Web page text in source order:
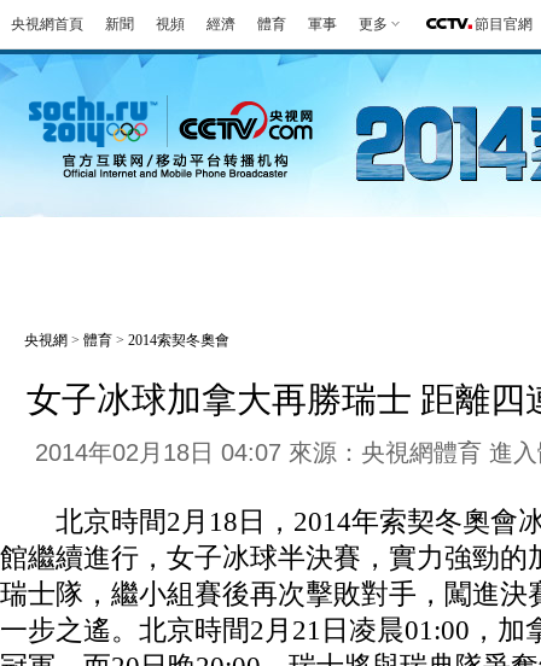
央視網首頁 新聞 視頻 經濟 體育 軍事 更多 節目官網
央視網 > 體育 > 2014索契冬奧會
女子冰球加拿大再勝瑞士 距離四
2014年02月18日 04:07 來源：央視網體育 進
北京時間2月18日，2014年索契冬奧會
館繼續進行，女子冰球半決賽，實力強勁的
瑞士隊，繼小組賽後再次擊敗對手，闖進決
一步之遙。北京時間2月21日凌晨01:00，加